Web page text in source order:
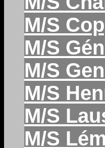
M/S
M/S
M/S
M/S
M/S
M/S